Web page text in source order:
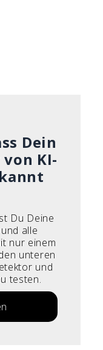
Dein
KI-
Du Deine
alle
nur einem
unteren
und
testen.